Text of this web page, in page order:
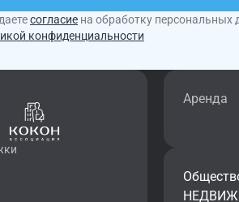
согласие на обработку персональных
конфиденциальности
Аренда